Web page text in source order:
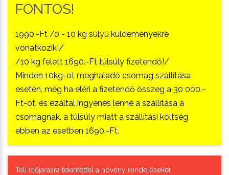
FONTOS!
1990.-Ft /0 - 10 kg súlyú küldeményekre
vonatkozik!/
/10 kg felett 1690.-Ft túlsúly fizetendő!/
Minden 10kg-ot meghaladó csomag szállítása
esetén, még ha eléri a fizetendő összeg a 30 000.-
Ft-ot, és ezáltal ingyenes lenne a szállítása a
csomagnak, a túlsúly miatt a szállítási költség
ebben az esetben 1690.-Ft.
Téli időjárásra tekintettel a növény rendeléseket